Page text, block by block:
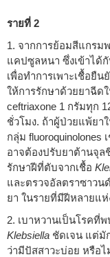
รายที่ 2
1. จากการย้อมสีแกรม
แคปซูลหนา ซึ่งเข้าได้
เพื่อทำการเพาะเชื้อยื
ให้การรักษาด้วยยาฉีด
ceftriaxone 1 กรัมทุก
ชั่วโมง. ถ้าผู้ป่วยแพ้ยา
กลุ่ม fluoroquinolones
อาจต้องปรับยาต้านจุล
รักษาฝีที่ตับจากเชื้อ
และตรวจอัลตราซาว
ยา ในรายที่มีฝีหลายแ
2. เบาหวานเป็นโรคที่
Klebsiella ชัดเจน แต่มั
ว่ามีปัสสาวะบ่อย หรือ